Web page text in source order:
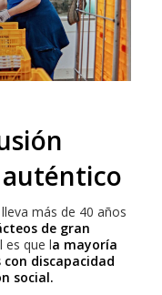
lleva más de 40 años
de gran
es que la mayoría
discapacidad
social.